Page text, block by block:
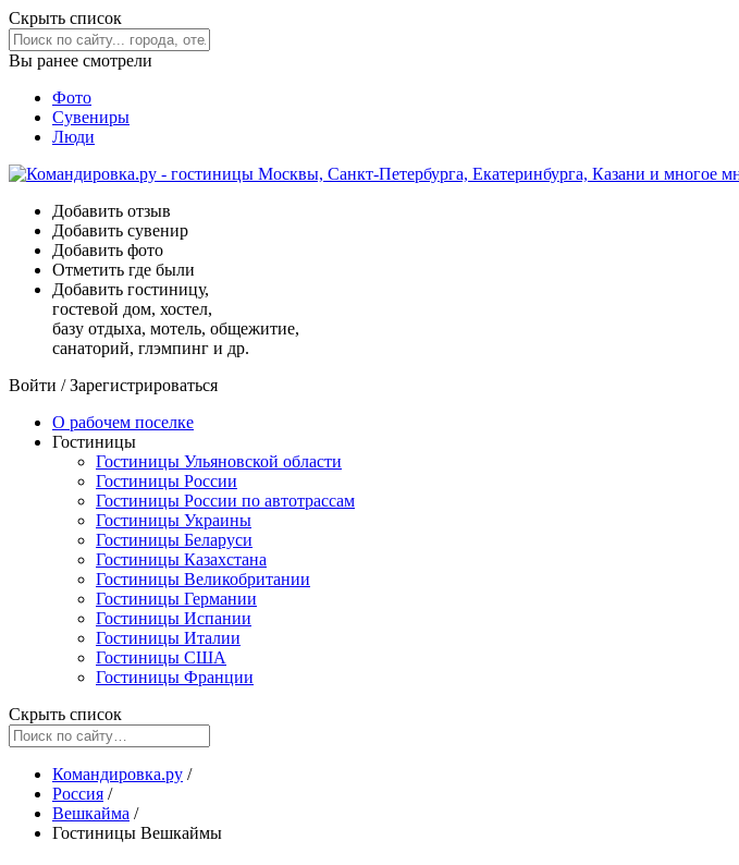
Скрыть список
Вы ранее смотрели
Фото
Сувениры
Люди
Добавить отзыв
Добавить сувенир
Добавить фото
Отметить где были
Добавить гостиницу,
гостевой дом, хостел,
базу отдыха, мотель, общежитие,
санаторий, глэмпинг и др.
Войти /Зарегистрироваться
О рабочем поселке
Гостиницы
Гостиницы Ульяновской области
Гостиницы России
Гостиницы России по автотрассам
Гостиницы Украины
Гостиницы Беларуси
Гостиницы Казахстана
Гостиницы Великобритании
Гостиницы Германии
Гостиницы Испании
Гостиницы Италии
Гостиницы США
Гостиницы Франции
Скрыть список
Командировка.ру /
Россия /
Вешкайма /
Гостиницы Вешкаймы